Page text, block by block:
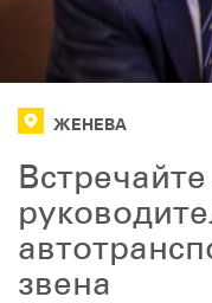
ЖЕНЕВА
звена